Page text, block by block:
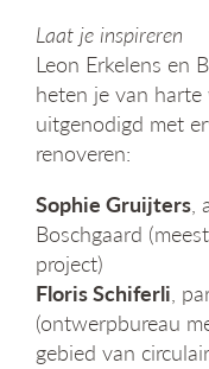
Laat je inspireren
Leon Erkelens en
heten je van
uitgenodigd met
renoveren:
Sophie Gruijters,
Boschgaard
project)
Floris Schiferli,
(ontwerpbureau
gebied van